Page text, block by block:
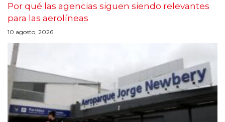
Por qué las agencias siguen siendo relevantes
para las aerolíneas
10 agosto, 2026